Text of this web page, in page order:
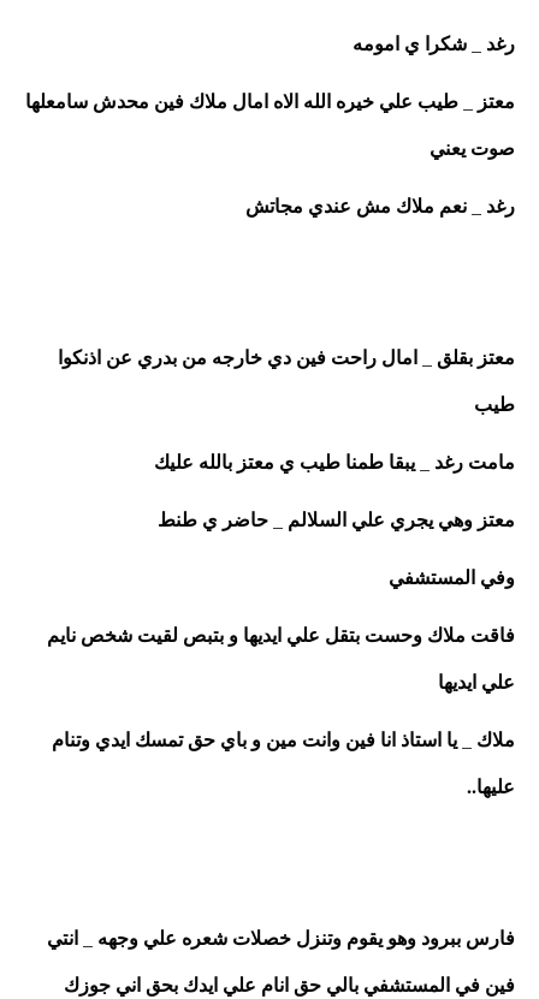
رغد _ شكرا ي امومه
صوت يعني
رغد _ نعم ملاك مش عندي مجاتش
طيب
مامت رغد _ يبقا طمنا طيب ي معتز بالله عليك
معتز وهي يجري علي السلالم _ حاضر ي طنط
وفي المستشفي
علي ايديها
عليها..
فين في المستشفي بالي حق انام علي ايدك بحق اني جوزك